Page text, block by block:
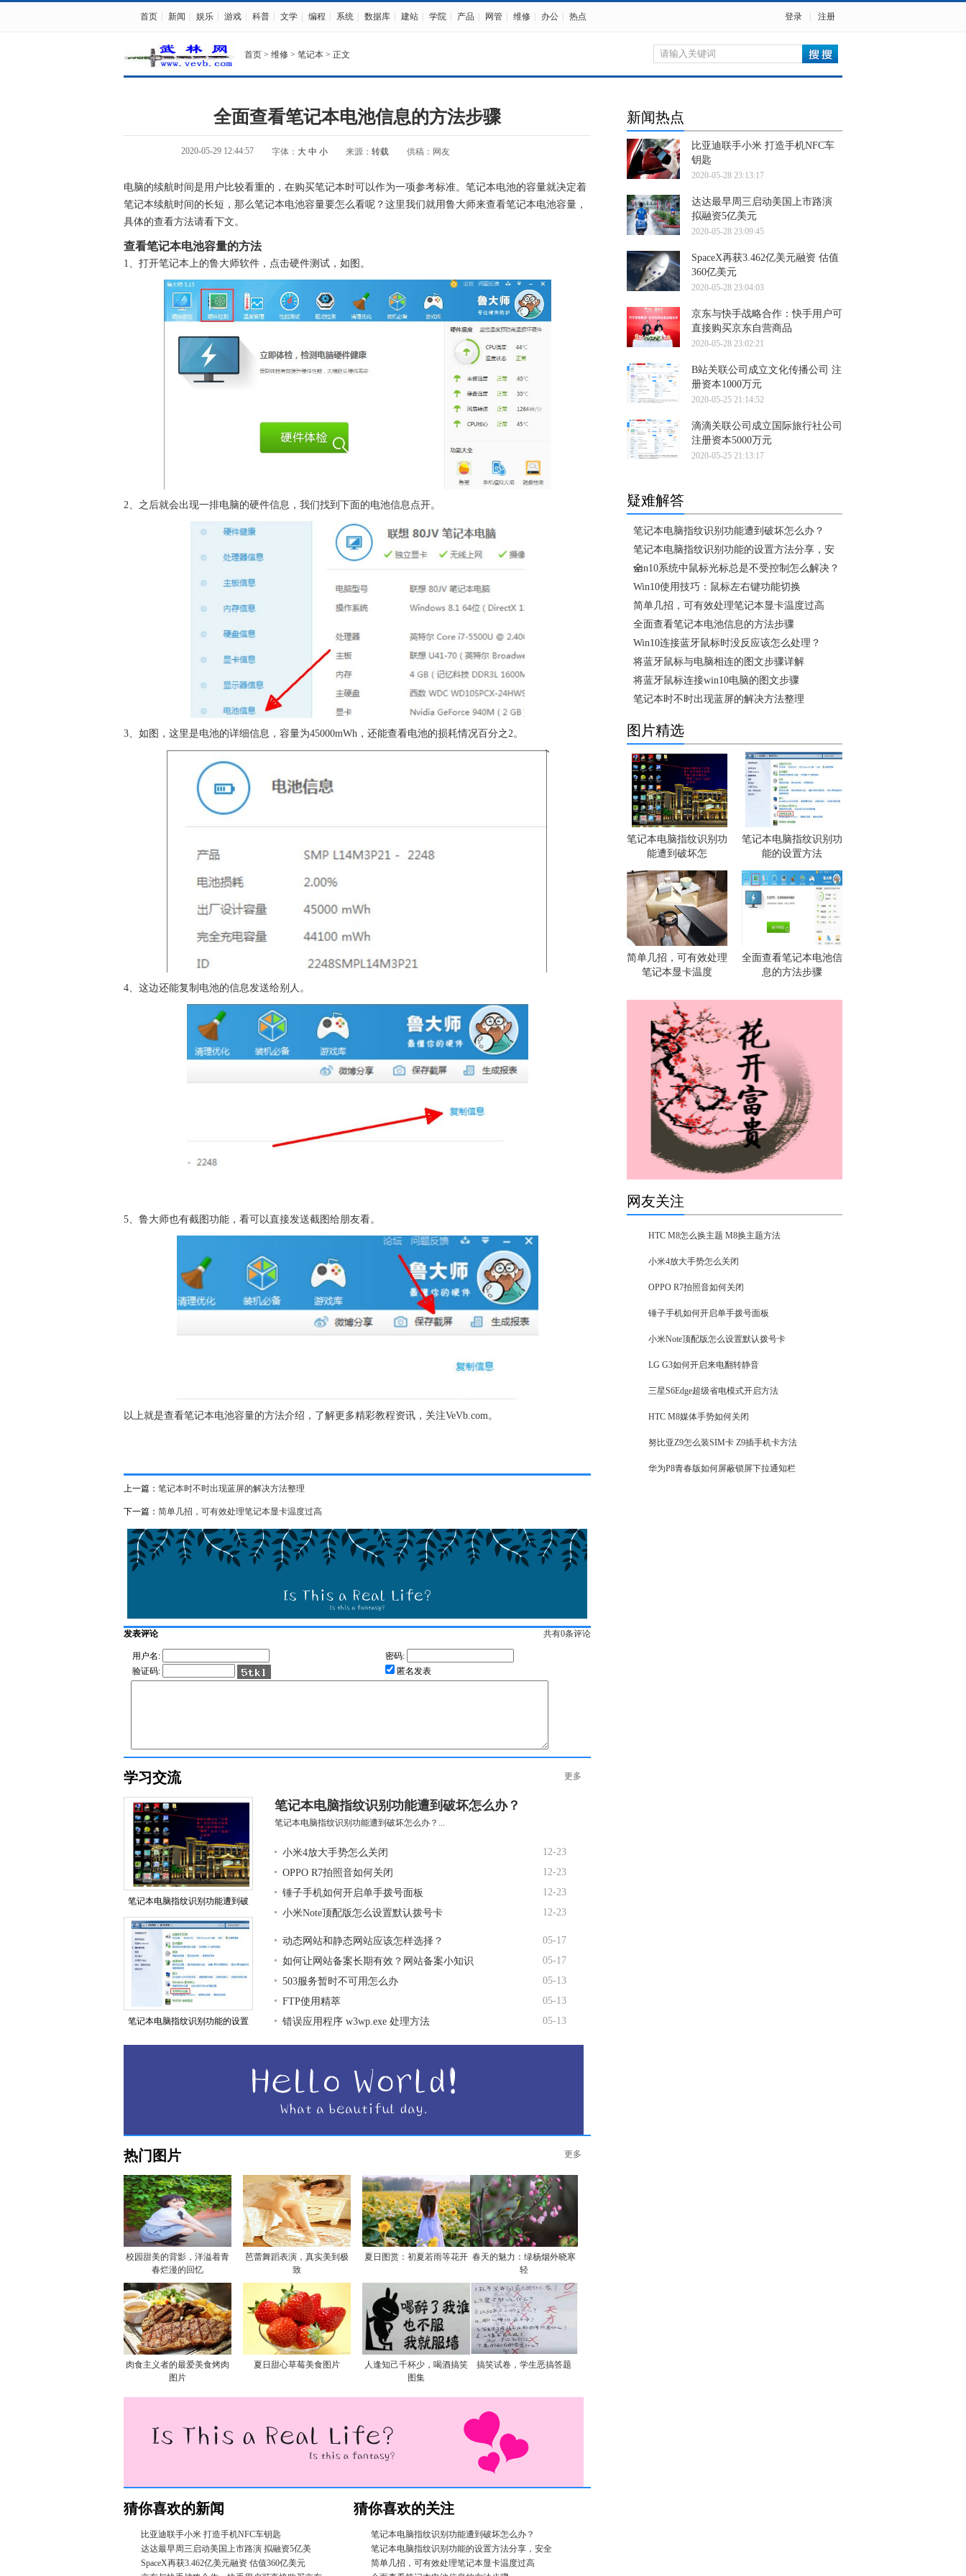
首页 新闻 娱乐 游戏 科普 文学 编程 系统 数据库 建站 学院 产品 网管 维修 办公 热点 登录 注册
首页 > 维修 > 笔记本 > 正文
全面查看笔记本电池信息的方法步骤
2020-05-29 12:44:57 字体： 大 中 小 来源： 转载 供稿：网友
电脑的续航时间是用户比较看重的，在购买笔记本时可以作为一项参考标准。笔记本电池的容量就决定着
笔记本续航时间的长短，那么笔记本电池容量要怎么看呢？这里我们就用鲁大师来查看笔记本电池容量，
具体的查看方法请看下文。
查看笔记本电池容量的方法
1、打开笔记本上的鲁大师软件，点击硬件测试，如图。
2、之后就会出现一排电脑的硬件信息，我们找到下面的电池信息点开。
3、如图，这里是电池的详细信息，容量为45000mWh，还能查看电池的损耗情况百分之2。
4、这边还能复制电池的信息发送给别人。
5、鲁大师也有截图 功能，看可以直接发送截图给朋友看。
以上就是查看笔记本电池容量的方法介绍，了解更多精彩教程资讯，关注VeVb.com。
上一篇： 笔记本时不时出现蓝屏的解决方法整理
下一篇： 简单几招，可有效处理笔记本显卡温度过高
发表评论 共有0条评论
用户名:
密码:
验证码:
匿名发表
学习交流 更多
笔记本电脑指纹识别功能遭到破
笔记本电脑指纹识别功能的设置
笔记本电脑指纹识别功能遭到破坏怎么办？
笔记本电脑指纹识别功能遭到破坏怎么办？...
小米4放大手势怎么关闭
12-23
OPPO R7拍照音如何关闭
12-23
锤子手机如何开启单手拨号面板
12-23
小米Note顶配版怎么设置默认拨号卡
12-23
动态网站和静态网站应该怎样选择？
05-17
如何让网站备案长期有效？网站备案小知识
05-17
503服务暂时不可用怎么办
05-13
FTP使用精萃
05-13
错误应用程序 w3wp.exe 处理方法
05-13
热门图片 更多
校园甜美的背影，洋溢着青
春烂漫的回忆
芭蕾舞蹈表演，真实美到极
致
夏日图赏：初夏若雨等花开 春天的魅力：绿杨烟外晓寒
轻
肉食主义者的最爱美食烤肉
图片
夏日甜心草莓美食图片
人逢知己千杯少，喝酒搞笑
图集
搞笑试卷，学生恶搞答题
猜你喜欢的新闻
比亚迪联手小米 打造手机NFC车钥匙
达达最早周三启动美国上市路演 拟融资5亿美
SpaceX再获3.462亿美元融资 估值360亿美元
猜你喜欢的关注
笔记本电脑指纹识别功能遭到破坏怎么办？
笔记本电脑指纹识别功能的设置方法分享，安全
简单几招，可有效处理笔记本显卡温度过高
新闻热点
比亚迪联手小米 打造手机NFC车
钥匙
2020-05-28 23:13:17
达达最早周三启动美国上市路演
拟融资5亿美元
2020-05-28 23:09:45
SpaceX再获3.462亿美元融资 估值
360亿美元
2020-05-28 23:04:03
京东与快手战略合作：快手用户可
直接购买京东自营商品
2020-05-28 23:02:21
B站关联公司成立文化传播公司 注
册资本1000万元
2020-05-25 21:14:52
滴滴关联公司成立国际旅行社公司
注册资本5000万元
2020-05-25 21:13:17
疑难解答
笔记本电脑指纹识别功能遭到破坏怎么办？
笔记本电脑指纹识别功能的设置方法分享，安
全
win10系统中鼠标光标总是不受控制怎么解决？
Win10使用技巧：鼠标左右键功能切换
简单几招，可有效处理笔记本显卡温度过高
全面查看笔记本电池信息的方法步骤
Win10连接蓝牙鼠标时没反应该怎么处理？
将蓝牙鼠标与电脑相连的图文步骤详解
将蓝牙鼠标连接win10电脑的图文步骤
笔记本时不时出现蓝屏的解决方法整理
图片精选
笔记本电脑指纹识别功
能遭到破坏怎
笔记本电脑指纹识别功
能的设置方法
简单几招，可有效处理
笔记本显卡温度
全面查看笔记本电池信
息的方法步骤
网友关注
HTC M8怎么换主题 M8换主题方法
小米4放大手势怎么关闭
OPPO R7拍照音如何关闭
锤子手机如何开启单手拨号面板
小米Note顶配版怎么设置默认拨号卡
LG G3如何开启来电翻转静音
三星S6Edge超级省电模式开启方法
HTC M8媒体手势如何关闭
努比亚Z9怎么装SIM卡 Z9插手机卡方法
华为P8青春版如何屏蔽锁屏下拉通知栏